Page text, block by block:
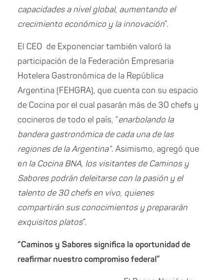
capacidades a nivel global, aumentando el
crecimiento económico y la innovación”.
El CEO de Exponenciar también valoró la
participación de la Federación Empresaria
Hotelera Gastronómica de la República
Argentina (FEHGRA), que cuenta con su espacio
de Cocina por el cual pasarán más de 30 chefs y
cocineros de todo el país, “enarbolando la
bandera gastronómica de cada una de las
regiones de la Argentina”. Asimismo, agregó que
en la Cocina BNA, los visitantes de Caminos y
Sabores podrán deleitarse con la pasión y el
talento de 30 chefs en vivo, quienes
compartirán sus conocimientos y prepararán
exquisitos platos”.
“Caminos y Sabores significa la oportunidad de
reafirmar nuestro compromiso federal”